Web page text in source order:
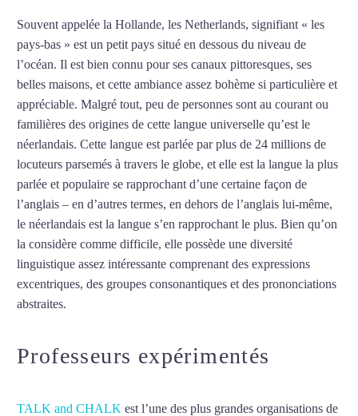
Souvent appelée la Hollande, les Netherlands, signifiant « les
pays-bas » est un petit pays situé en dessous du niveau de
l’océan. Il est bien connu pour ses canaux pittoresques, ses
belles maisons, et cette ambiance assez bohème si particulière et
appréciable. Malgré tout, peu de personnes sont au courant ou
familières des origines de cette langue universelle qu’est le
néerlandais. Cette langue est parlée par plus de 24 millions de
locuteurs parsemés à travers le globe, et elle est la langue la plus
parlée et populaire se rapprochant d’une certaine façon de
l’anglais – en d’autres termes, en dehors de l’anglais lui-même,
le néerlandais est la langue s’en rapprochant le plus. Bien qu’on
la considère comme difficile, elle possède une diversité
linguistique assez intéressante comprenant des expressions
excentriques, des groupes consonantiques et des prononciations
abstraites.
Professeurs expérimentés
TALK and CHALK est l’une des plus grandes organisations de